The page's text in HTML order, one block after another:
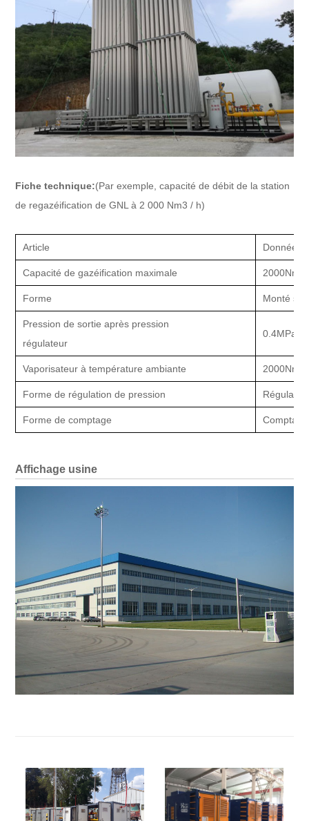
Fiche technique:(Par exemple, capacité de débit de la station
de regazéification de GNL à 2 000 Nm3 / h)
Article Donnée
Capacité de gazéification maximale 2000Nm3
Forme Monté
Pression de sortie après pression
régulateur
0.4MPa
Vaporisateur à température ambiante 2000Nm3
Forme de régulation de pression
Forme de comptage
Affichage usine